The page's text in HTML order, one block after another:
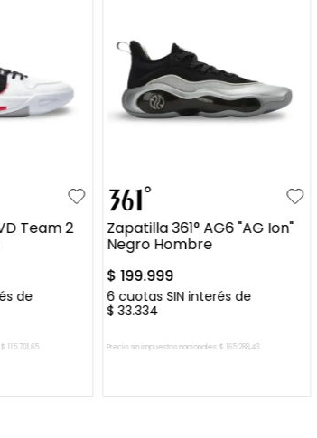
Team 2
de
$ 115 701 ,65
Zapatilla 361° AG6 "AG Ion"
Negro Hombre
$ 199.999
6 cuotas SIN interés de
$ 33.334
Precio sin impuestos nacionales: $ 165.288,43